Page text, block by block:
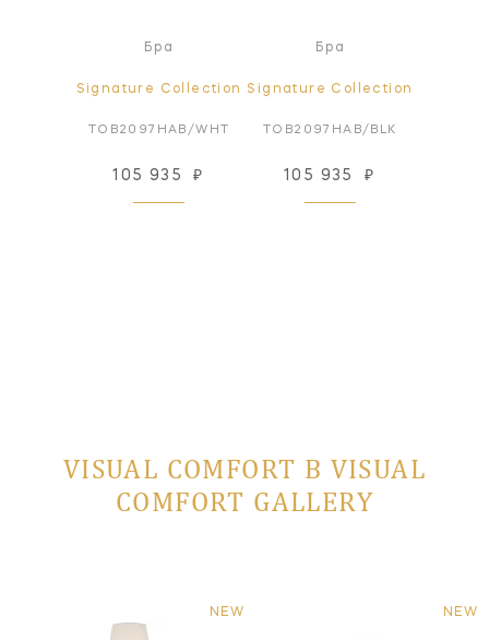
Бра
Signature Collection
TOB2097HAB/WHT
105 935 ₽
Бра
Signature Collection
TOB2097HAB/BLK
105 935 ₽
VISUAL COMFORT В VISUAL
COMFORT GALLERY
NEW NEW